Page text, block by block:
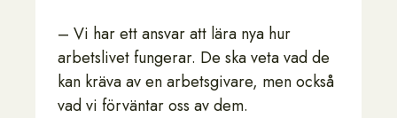
– Vi har ett ansvar att lära nya hur
arbetslivet fungerar. De ska veta vad de
kan kräva av en arbetsgivare, men också
vad vi förväntar oss av dem.